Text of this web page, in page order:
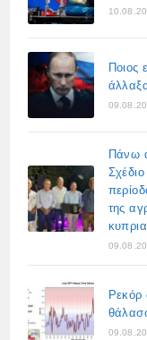
Ποιος
Πάνω
της
Ρεκόρ